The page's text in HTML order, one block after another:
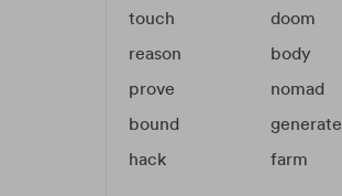
touch
doom
reason
body
prove
nomad
bound
generate
hack
farm